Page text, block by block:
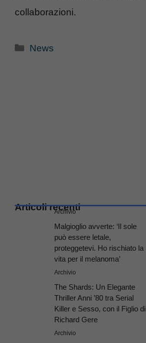
collaborazioni.
Categorie
News
Articoli recenti
Archivio
Malgioglio avverte: ‘Il sole
può essere letale,
proteggetevi. Ho rischiato la
vita per il melanoma’
Archivio
The Shards: Un Elegante
Thriller Anni ’80 tra Serial
Killer e Sesso, con il Figlio di
Richard Gere
Archivio